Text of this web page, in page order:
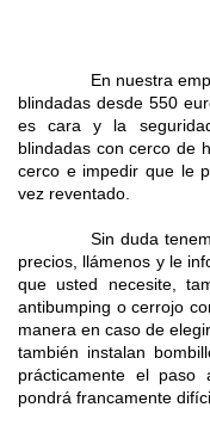
En nuestra
blindadas desde 550
es cara y la
blindadas con cerco de
cerco e impedir que le
vez reventado.
Sin duda tenemos
precios, llámenos y le
que usted necesite,
antibumping o cerrojo
manera en caso de
también instalan
prácticamente el
pondrá francamente